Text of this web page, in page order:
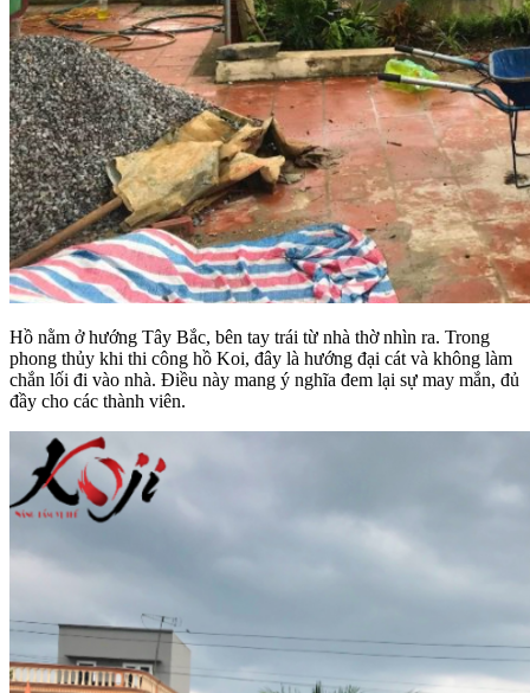
Hồ nằm ở hướng Tây Bắc, bên tay trái từ nhà thờ nhìn ra. Trong
phong thủy khi thi công hồ Koi, đây là hướng đại cát và không làm
chắn lối đi vào nhà. Điều này mang ý nghĩa đem lại sự may mắn, đủ
đầy cho các thành viên.